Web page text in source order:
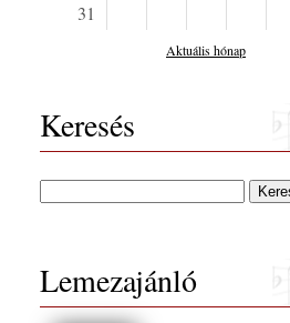
31
Aktuális hónap
Keresés
Lemezajánló